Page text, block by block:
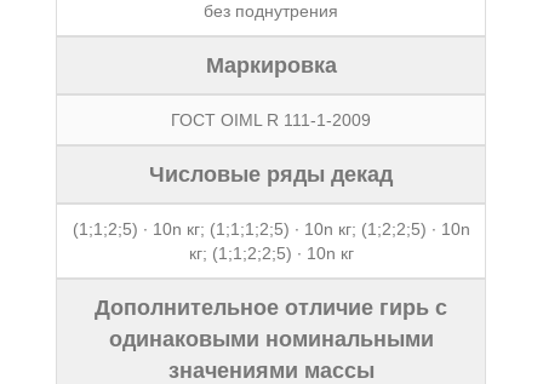
без поднутрения
Маркировка
ГОСТ OIML R 111-1-2009
Числовые ряды декад
(1;1;2;5) ∙ 10n кг; (1;1;1;2;5) ∙ 10n кг; (1;2;2;5) ∙ 10n
кг; (1;1;2;2;5) ∙ 10n кг
Дополнительное отличие гирь с
одинаковыми номинальными
значениями массы